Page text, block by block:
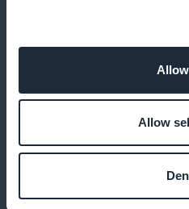
Allow
belangrijke lessen
Studenten kunnen hun
later gemakkelijk
Offline toegang tot